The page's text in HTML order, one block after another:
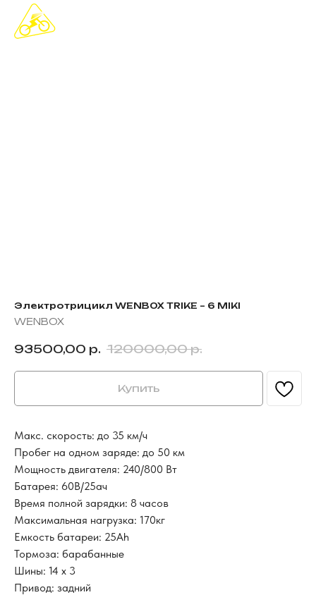
Электротрицикл WENBOX TRIKE – 6 MIKI
WENBOX
93500,00 р. 120000,00 р.
Купить
Макс. скорость: до 35 км/ч
Пробег на одном заряде: до 50 км
Мощность двигателя: 240/800 Вт
Батарея: 60В/25ач
Время полной зарядки: 8 часов
Максимальная нагрузка: 170кг
Емкость батареи: 25Ah
Тормоза: барабанные
Шины: 14 х 3
Привод: задний
Вопросы и ответы